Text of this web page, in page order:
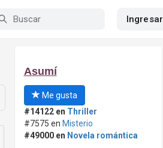
Ingresar
Asumí
Me gusta
#14122 en Thriller
#7575 en Misterio
#49000 en Novela romántica